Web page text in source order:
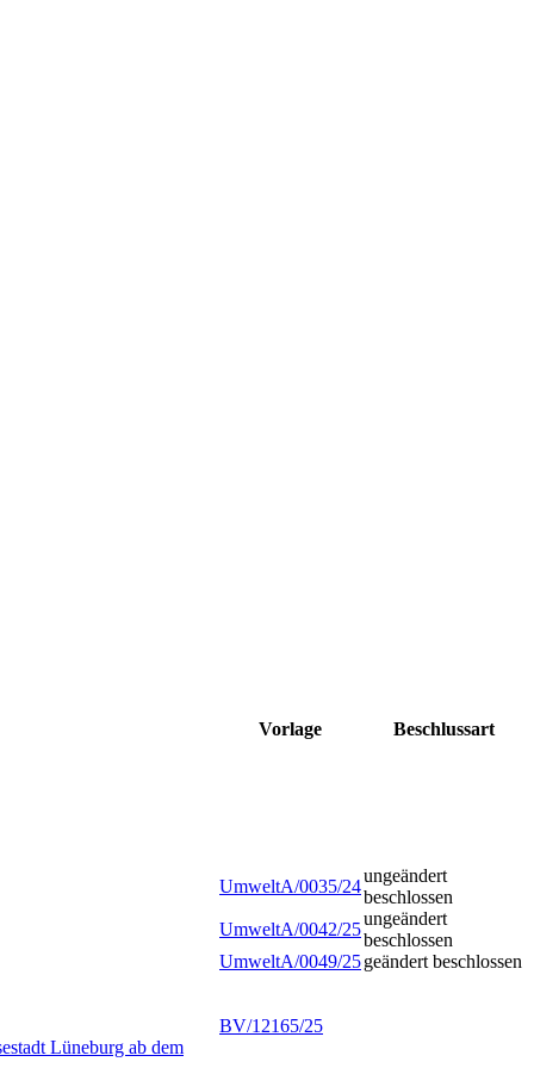
Vorlage Beschlussart
UmweltA/0035/24
ungeändert
beschlossen
UmweltA/0042/25
ungeändert
beschlossen
UmweltA/0049/25geändert beschlossen
BV/12165/25
Lüneburg ab dem